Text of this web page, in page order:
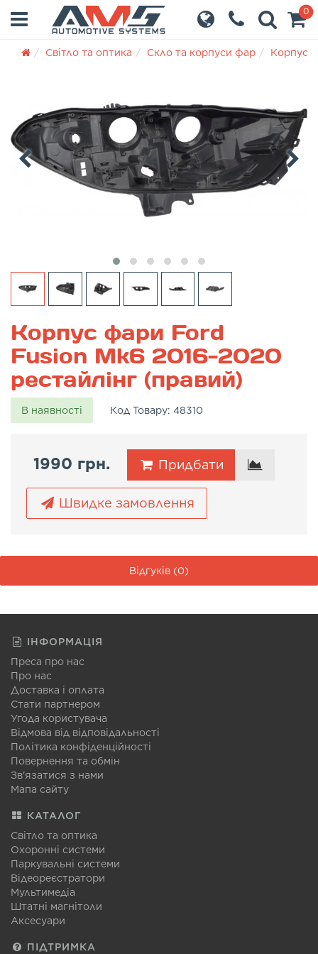
0
Світло та оптика Скло та корпуси фар Корпуси
Корпус фари Ford
Fusion Mk6 2016-2020
рестайлінг (правий)
В наявності Код Товару: 48310
1990 грн. Придбати
Швидке замовлення
Відгуків (0)
ІНФОРМАЦІЯ
Преса про нас
Про нас
Доставка і оплата
Стати партнером
Угода користувача
Відмова від відповідальності
Політика конфіденційності
Повернення та обмін
Зв'язатися з нами
Мапа сайту
КАТАЛОГ
Світло та оптика
Охоронні системи
Паркувальні системи
Відеореєстратори
Мультимедіа
Штатні магнітоли
Аксесуари
ПІДТРИМКА